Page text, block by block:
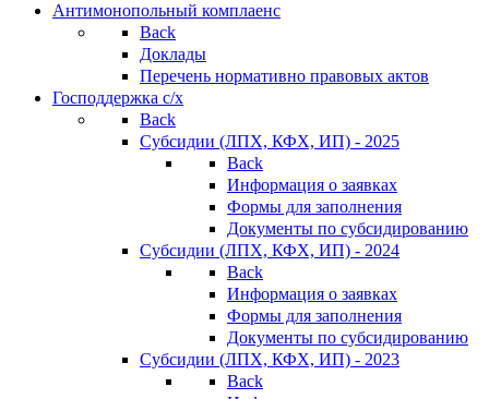
Антимонопольный комплаенс
Back
Доклады
Перечень нормативно правовых актов
Господдержка с/х
Back
Субсидии (ЛПХ, КФХ, ИП) - 2025
Back
Информация о заявках
Формы для заполнения
Документы по субсидированию
Субсидии (ЛПХ, КФХ, ИП) - 2024
Back
Информация о заявках
Формы для заполнения
Документы по субсидированию
Субсидии (ЛПХ, КФХ, ИП) - 2023
Back